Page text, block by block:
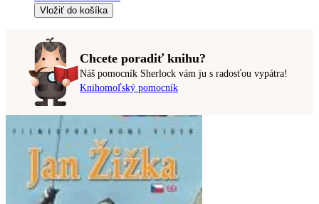
Vložiť do košíka
Chcete poradiť knihu?
Náš pomocník Sherlock vám ju s radosťou vypátra!
Knihomoľský pomocník